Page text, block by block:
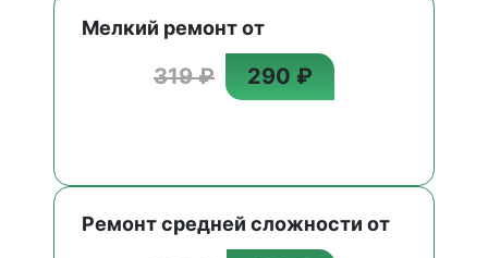
Мелкий ремонт от
319 ₽ 290 ₽
Ремонт средней сложности от